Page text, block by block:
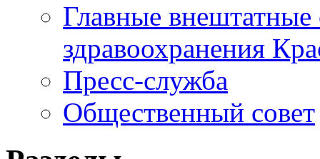
Главные внештатные
здравоохранения
Пресс-служба
Общественный совет